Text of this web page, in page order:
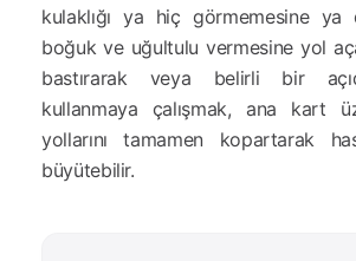
kulaklığı ya hiç görmemesine ya
boğuk ve uğultulu vermesine yol
bastırarak veya belirli bir
kullanmaya çalışmak, ana kart
yollarını tamamen kopartarak
büyütebilir.